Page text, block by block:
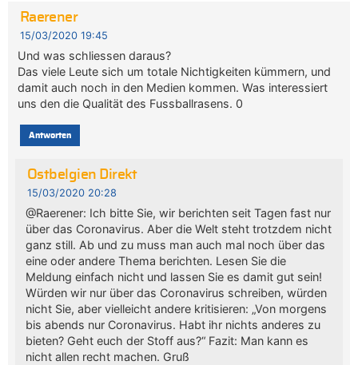
Raerener
15/03/2020 19:45
Und was schliessen daraus?
Das viele Leute sich um totale Nichtigkeiten kümmern, und
damit auch noch in den Medien kommen. Was interessiert
uns den die Qualität des Fussballrasens. 0
Antworten
Ostbelgien Direkt
15/03/2020 20:28
@Raerener: Ich bitte Sie, wir berichten seit Tagen fast nur
über das Coronavirus. Aber die Welt steht trotzdem nicht
ganz still. Ab und zu muss man auch mal noch über das
eine oder andere Thema berichten. Lesen Sie die
Meldung einfach nicht und lassen Sie es damit gut sein!
Würden wir nur über das Coronavirus schreiben, würden
nicht Sie, aber vielleicht andere kritisieren: „Von morgens
bis abends nur Coronavirus. Habt ihr nichts anderes zu
bieten? Geht euch der Stoff aus?“ Fazit: Man kann es
nicht allen recht machen. Gruß